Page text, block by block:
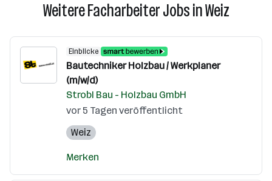
Weitere Facharbeiter Jobs in Weiz
Einblicke
Bautechniker Holzbau / Werkplaner
(m/w/d)
Strobl Bau - Holzbau GmbH
vor 5 Tagen veröffentlicht
Weiz
Merken